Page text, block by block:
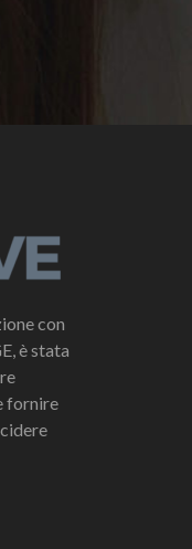
con
è stata
fornire